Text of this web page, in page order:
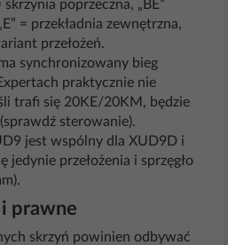
skrzynia poprzeczna, „BE”
= przekładnia zewnętrzna,
przełożeń.
synchronizowany bieg
praktycznie nie
trafi się 20KE/20KM, będzie
sterowanie).
jest wspólny dla XUD9D i
jedynie przełożenia i sprzęgło
prawne
skrzyń powinien odbywać